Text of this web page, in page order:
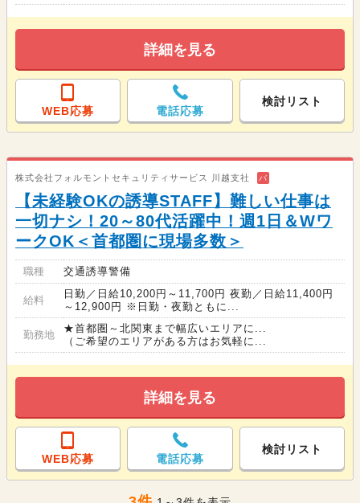
詳細を見る
WEB応募 電話応募
検討リスト
株式会社フォルモントセキュリティサービス 川越支社 バ
【未経験OKの誘導STAFF】難しい仕事は
一切ナシ！20～80代活躍中！週1日＆Wワ
ークOK＜首都圏に現場多数＞
職種 交通誘導警備
給料
日勤／日給10,200円～11,700円 夜勤／日給11,400円
～12,900円 ※日勤・夜勤ともに...
勤務地
★首都圏～北関東まで幅広いエリアに...
（ご希望のエリアがある方はお気軽に...
詳細を見る
WEB応募 電話応募
検討リスト